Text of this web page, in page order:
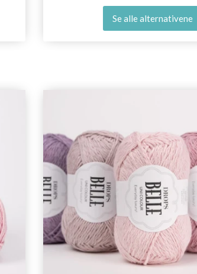
Se alle alternativene